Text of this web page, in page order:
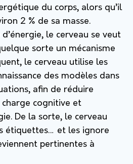
du corps, alors qu’il
2 % de sa masse.
le cerveau se veut
sorte un mécanisme
le cerveau utilise les
des modèles dans
afin de réduire
cognitive et
De la sorte, le cerveau
étiquettes… et les ignore
pertinentes à